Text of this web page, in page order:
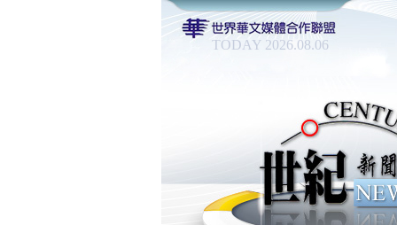
TODAY 2026.08.06